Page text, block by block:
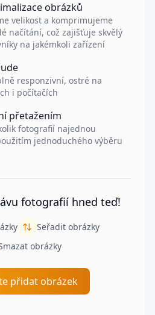
obrázků
velikost a komprimujeme
načítání, což zajišťuje skvělý
na jakémkoli zařízení
responzivní, ostré na
i počítačích
přetažením
fotografií najednou
jednoduchého výběru
fotografií hned teď!
Seřadit obrázky
obrázky
přidat obrázek